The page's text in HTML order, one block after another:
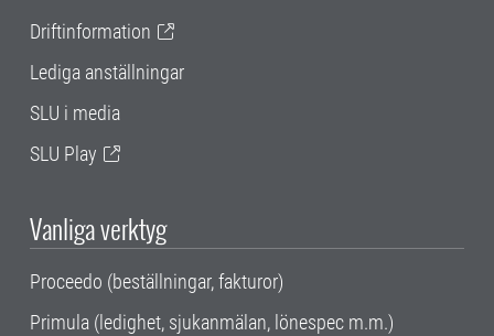
Driftinformation
Lediga anställningar
SLU i media
SLU Play
Vanliga verktyg
Proceedo (beställningar, fakturor)
Primula (ledighet, sjukanmälan, lönespec m.m.)